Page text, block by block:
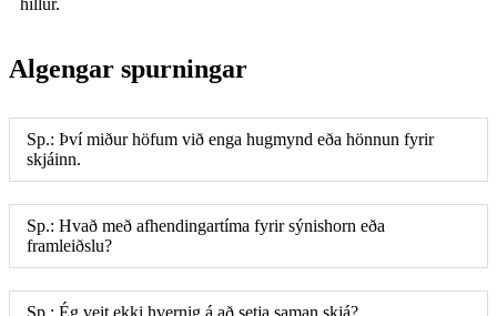
hillur.
Algengar spurningar
Sp.: Því miður höfum við enga hugmynd eða hönnun fyrir
skjáinn.
Sp.: Hvað með afhendingartíma fyrir sýnishorn eða
framleiðslu?
Sp.: Ég veit ekki hvernig á að setja saman skjá?